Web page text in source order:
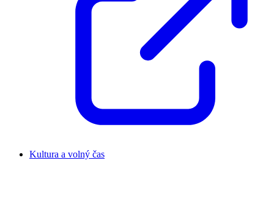
Kultura a volný čas